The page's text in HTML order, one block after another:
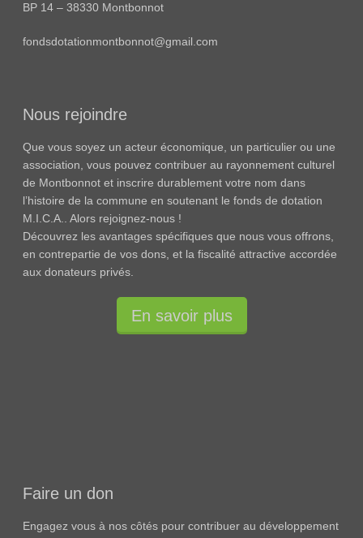
BP 14 – 38330 Montbonnot
fondsdotationmontbonnot@gmail.com
Nous rejoindre
Que vous soyez un acteur économique, un particulier ou une
association, vous pouvez contribuer au rayonnement culturel
de Montbonnot et inscrire durablement votre nom dans
l’histoire de la commune en soutenant le fonds de dotation
M.I.C.A.. Alors rejoignez-nous !
Découvrez les avantages spécifiques que nous vous offrons,
en contrepartie de vos dons, et la fiscalité attractive accordée
aux donateurs privés.
En savoir plus
Faire un don
Engagez vous à nos côtés pour contribuer au développement